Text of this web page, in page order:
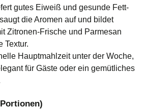
gutes Eiweiß und gesunde Fett-
die Aromen auf und bildet
Zitronen-Frische und Parmesan
Textur.
Hauptmahlzeit unter der Woche,
für Gäste oder ein gemütliches